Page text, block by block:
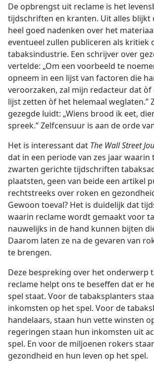
De opbrengst uit reclame is het
tijdschriften en kranten. Uit alles blijkt
heel goed nadenken over het
eventueel zullen publiceren als kritiek
tabaksindustrie. Een schrijver over
vertelde: „Om een voorbeeld te
opneem in een lijst van factoren die
veroorzaken, zal mijn redacteur dat òf
lijst zetten òf het helemaal weglaten.”
gezegde luidt: „Wiens brood ik eet,
spreek.” Zelfcensuur is aan de orde
Het is interessant dat The Wall Street
dat in een periode van zes jaar waarin
zwarten gerichte tijdschriften
plaatsten, geen van beide een artikel
rechtstreeks over roken en
Gewoon toeval? Het is duidelijk dat
waarin reclame wordt gemaakt voor
nauwelijks in de hand kunnen bijten
Daarom laten ze na de gevaren van
te brengen.
Deze bespreking over het onderwerp
reclame helpt ons te beseffen dat er
spel staat. Voor de tabaksplanters
inkomsten op het spel. Voor de
handelaars, staan hun vette winsten
regeringen staan hun inkomsten uit
spel. En voor de miljoenen rokers
gezondheid en hun leven op het spel.